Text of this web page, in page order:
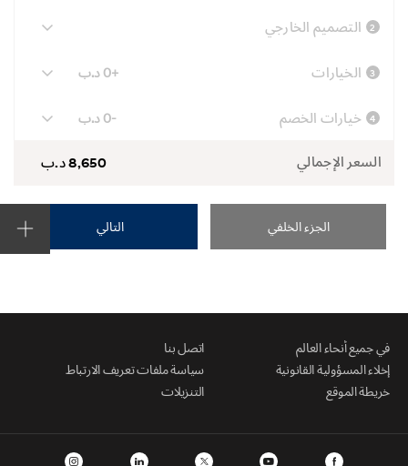
2 التصميم الخارجي
3 الخيارات +0 د.ب
4 خيارات الخصم -0 د.ب
السعر الإجمالي 8,650 د.ب
الجزء الخلفي التالي
في جميع أنحاء العالم
اتصل بنا
إخلاء المسؤولية القانونية
سياسة ملفات تعريف الارتباط
خريطة الموقع
التنزيلات